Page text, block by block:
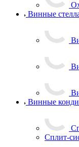
Винные
Винные
Сплит-